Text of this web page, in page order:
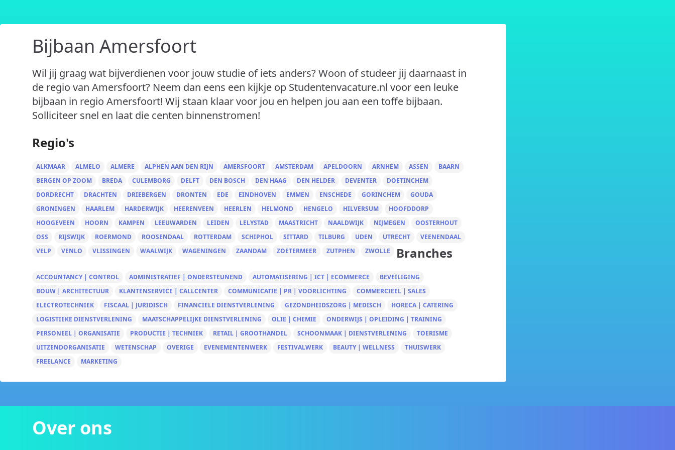
Bijbaan Amersfoort
Wil jij graag wat bijverdienen voor jouw studie of iets anders? Woon of studeer jij daarnaast in
de regio van Amersfoort? Neem dan eens een kijkje op Studentenvacature.nl voor een leuke
bijbaan in regio Amersfoort! Wij staan klaar voor jou en helpen jou aan een toffe bijbaan.
Solliciteer snel en laat die centen binnenstromen!
Regio's
ALKMAAR ALMELO ALMERE ALPHEN AAN DEN RIJN AMERSFOORT AMSTERDAM APELDOORN ARNHEM ASSEN
BAARN
BERGEN OP ZOOM
BREDA CULEMBORG DELFT DEN BOSCH DEN HAAG DEN HELDER DEVENTER
DOETINCHEM
DORDRECHT
DRACHTEN DRIEBERGEN DRONTEN EDE EINDHOVEN EMMEN ENSCHEDE GORINCHEM
GOUDA
GRONINGEN
HAARLEM HARDERWIJK HEERENVEEN HEERLEN HELMOND HENGELO HILVERSUM
HOOFDDORP
HOOGEVEEN
HOORN KAMPEN LEEUWARDEN LEIDEN LELYSTAD MAASTRICHT NAALDWIJK NIJMEGEN
OOSTERHOUT
OSS
RIJSWIJK ROERMOND ROOSENDAAL ROTTERDAM SCHIPHOL SITTARD TILBURG UDEN UTRECHT
VEENENDAAL
VELP
VENLO VLISSINGEN WAALWIJK WAGENINGEN ZAANDAM ZOETERMEER ZUTPHEN ZWOLLE Branches
ACCOUNTANCY | CONTROL ADMINISTRATIEF | ONDERSTEUNEND AUTOMATISERING | ICT | ECOMMERCE
BEVEILIGING
BOUW | ARCHITECTUUR
KLANTENSERVICE | CALLCENTER COMMUNICATIE | PR | VOORLICHTING
COMMERCIEEL | SALES
ELECTROTECHNIEK
FISCAAL | JURIDISCH FINANCIELE DIENSTVERLENING GEZONDHEIDSZORG | MEDISCH
HORECA | CATERING
LOGISTIEKE DIENSTVERLENING
MAATSCHAPPELIJKE DIENSTVERLENING OLIE | CHEMIE
ONDERWIJS | OPLEIDING | TRAINING
PERSONEEL | ORGANISATIE
PRODUCTIE | TECHNIEK RETAIL | GROOTHANDEL SCHOONMAAK | DIENSTVERLENING
TOERISME
UITZENDORGANISATIE
WETENSCHAP OVERIGE EVENEMENTENWERK FESTIVALWERK BEAUTY | WELLNESS
THUISWERK
FREELANCE
MARKETING
Over ons